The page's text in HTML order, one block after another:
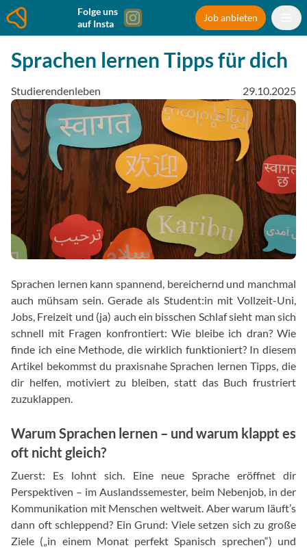
Folge uns
auf Insta
Job anbieten
Sprachen lernen Tipps für dich
Studierendenleben 29.10.2025
Sprachen lernen kann spannend, bereichernd und manchmal
auch mühsam sein. Gerade als Student:in mit Vollzeit-Uni,
Jobs, Freizeit und (ja) auch ein bisschen Schlaf sieht man sich
schnell mit Fragen konfrontiert: Wie bleibe ich dran? Wie
finde ich eine Methode, die wirklich funktioniert? In diesem
Artikel bekommst du praxisnahe Sprachen lernen Tipps, die
dir helfen, motiviert zu bleiben, statt das Buch frustriert
zuzuklappen.
Warum Sprachen lernen – und warum klappt es
oft nicht gleich?
Zuerst: Es lohnt sich. Eine neue Sprache eröffnet dir
Perspektiven – im Auslandssemester, beim Nebenjob, in der
Kommunikation mit Menschen weltweit. Aber warum läuft’s
dann oft schleppend? Ein Grund: Viele setzen sich zu große
Ziele („in einem Monat perfekt Spanisch sprechen“) und